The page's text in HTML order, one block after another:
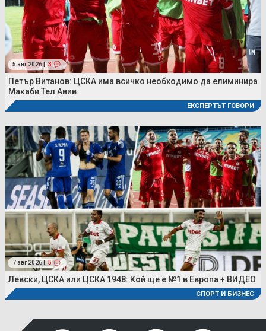
5 авг 2026 | 3
Петър Витанов: ЦСКА има всичко необходимо да елиминира
Макаби Тел Авив
ЕКСПЕРТЪТ ГОВОРИ
7 авг 2026 | 5
Левски, ЦСКА или ЦСКА 1948: Кой ще е №1 в Европа + ВИДЕО
СПОРТ И БИЗНЕС